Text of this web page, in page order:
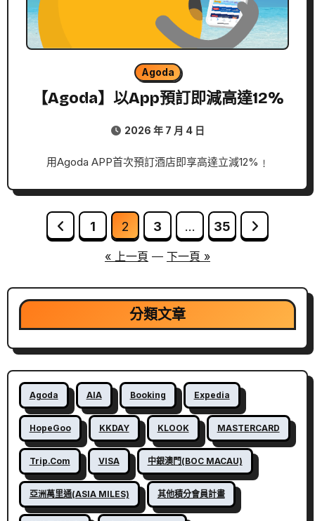
Agoda
【Agoda】以App預訂即減高達12%
2026 年 7 月 4 日
用Agoda APP首次預訂酒店即享高達立減12%﹗
分
頁
1 2 3 ... 35
« 上一頁 — 下一頁 »
分類文章
Agoda AIA Booking Expedia
HopeGoo KKDAY KLOOK MASTERCARD
Trip.com VISA 中銀澳門(BOC MACAU)
亞洲萬里通(ASIA MILES) 其他積分會員計畫